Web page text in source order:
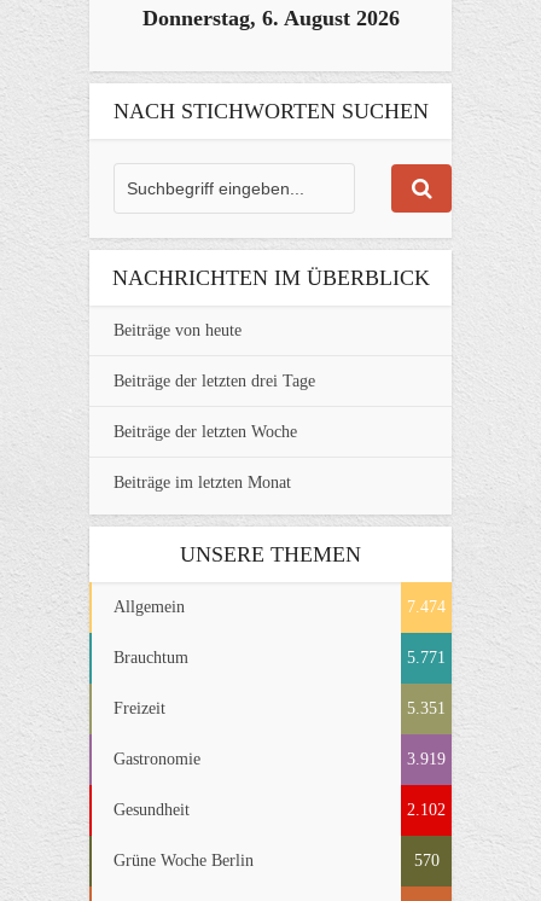
Donnerstag, 6. August 2026
NACH STICHWORTEN SUCHEN
NACHRICHTEN IM ÜBERBLICK
Beiträge von heute
Beiträge der letzten drei Tage
Beiträge der letzten Woche
Beiträge im letzten Monat
UNSERE THEMEN
Allgemein 7.474
Brauchtum 5.771
Freizeit 5.351
Gastronomie 3.919
Gesundheit 2.102
Grüne Woche Berlin 570